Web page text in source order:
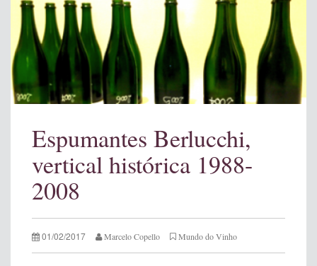
Espumantes Berlucchi,
vertical histórica 1988-
2008
01/02/2017 Marcelo Copello Mundo do Vinho